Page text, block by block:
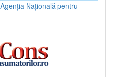
Agenția Națională pentru